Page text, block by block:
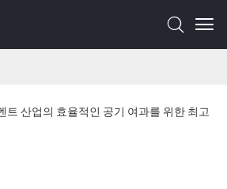
트 산업의 효율적인 공기 여과를 위한 최고